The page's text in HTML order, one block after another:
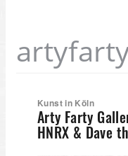
Kunst in Köln
Arty Farty
HNRX & Dave